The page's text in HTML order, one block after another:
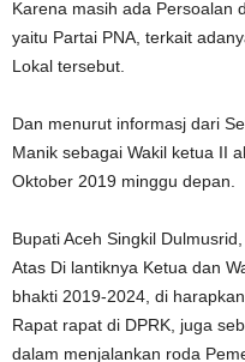
Karena masih ada Persoalan
yaitu Partai PNA, terkait
Lokal tersebut.
Dan menurut informasj dari
Manik sebagai Wakil ketua II
Oktober 2019 minggu depan.
Bupati Aceh Singkil
Atas Di lantiknya Ketua dan
bhakti 2019-2024, di
Rapat rapat di DPRK, juga
dalam menjalankan roda